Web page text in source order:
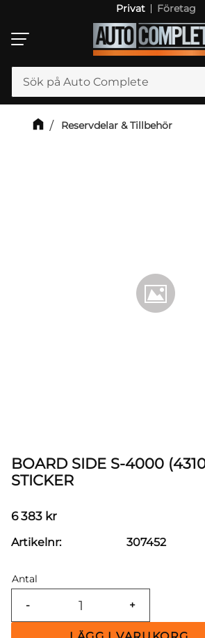
Meny
Privat Företag
Reservdelar & Tillbehör
BOARD SIDE S-4000
STICKER
6 383 kr
Antal
+
-
Artikelnr 307452